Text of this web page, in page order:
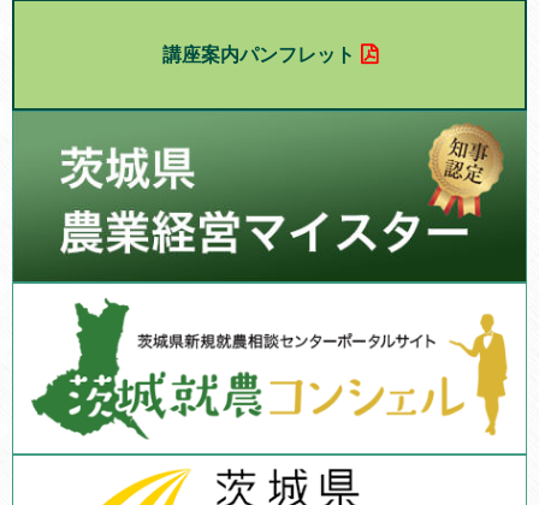
講座案内パンフレット